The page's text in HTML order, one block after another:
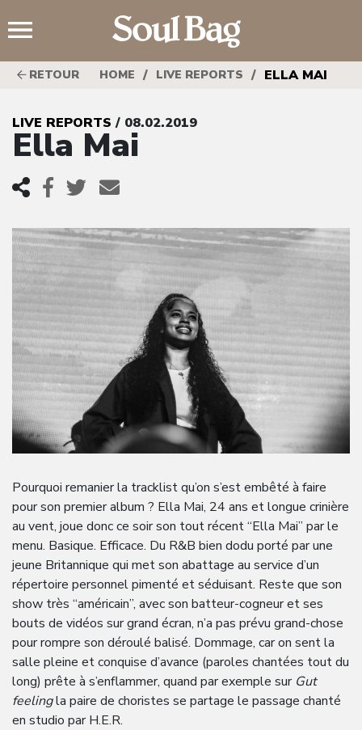
RETOUR HOME / LIVE REPORTS / ELLA MAI
LIVE REPORTS / 08.02.2019
Ella Mai
Pourquoi remanier la tracklist qu’on s’est embêté à faire
pour son premier album ? Ella Mai, 24 ans et longue crinière
au vent, joue donc ce soir son tout récent “Ella Mai” par le
menu. Basique. Efficace. Du R&B bien dodu porté par une
jeune Britannique qui met son abattage au service d’un
répertoire personnel pimenté et séduisant. Reste que son
show très “américain”, avec son batteur-cogneur et ses
bouts de vidéos sur grand écran, n’a pas prévu grand-chose
pour rompre son déroulé balisé. Dommage, car on sent la
salle pleine et conquise d’avance (paroles chantées tout du
long) prête à s’enflammer, quand par exemple sur Gut
feelingla paire de choristes se partage le passage chanté
en studio par H.E.R.